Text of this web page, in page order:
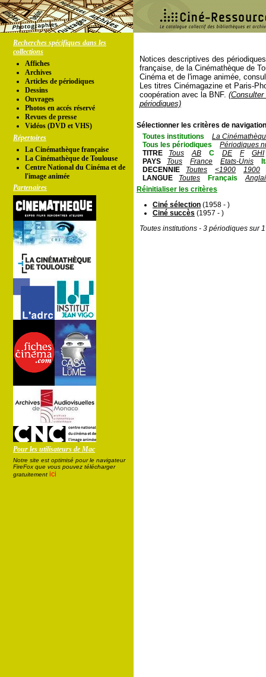
Recherches spécifiques dans les
collections
Affiches
Archives
Articles de périodiques
Dessins
Ouvrages
Photos en accés réservé
Revues de presse
Vidéos (DVD et VHS)
Répertoires
La Cinémathèque française
La Cinémathèque de Toulouse
Centre National du Cinéma et de
l'image animée
Partenaires
Pour les utilisateurs de Mac
Notre site est optimisé pour le navigateur
FireFox que vous pouvez télécharger
gratuitement ici
Notices descriptives des
française, de la Cinémathèque de
Cinéma et de l'image animée,
Les titres Cinémagazine et Paris-
coopération avec la BNF.
périodiques)
Sélectionner les critères de
Toutes institutions
La
Tous les périodiques
Périodiques
TITRE
Tous AB C DE F
GHI
PAYS
Tous France Etats-Unis
DECENNIE
Toutes <1900
1900
LANGUE
Toutes Français
Réinitialiser les critères
Ciné sélection (1958 - )
Ciné succès (1957 - )
Toutes institutions - 3 périodiques sur